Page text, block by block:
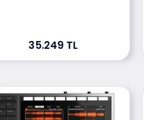
35.249 TL